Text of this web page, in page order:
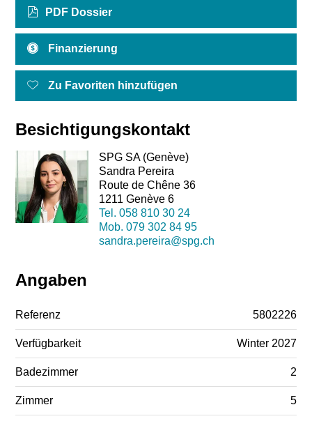
PDF Dossier
Finanzierung
Zu Favoriten hinzufügen
Besichtigungskontakt
SPG SA (Genève)
Sandra Pereira
Route de Chêne 36
1211 Genève 6
Tel. 058 810 30 24
Mob. 079 302 84 95
sandra.pereira@spg.ch
Angaben
Referenz 5802226
Verfügbarkeit Winter 2027
Badezimmer 2
Zimmer 5